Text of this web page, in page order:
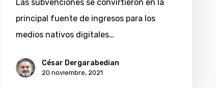
Las subvenciones se convirtieron en la
principal fuente de ingresos para los
medios nativos digitales…
César Dergarabedian
20 noviembre, 2021